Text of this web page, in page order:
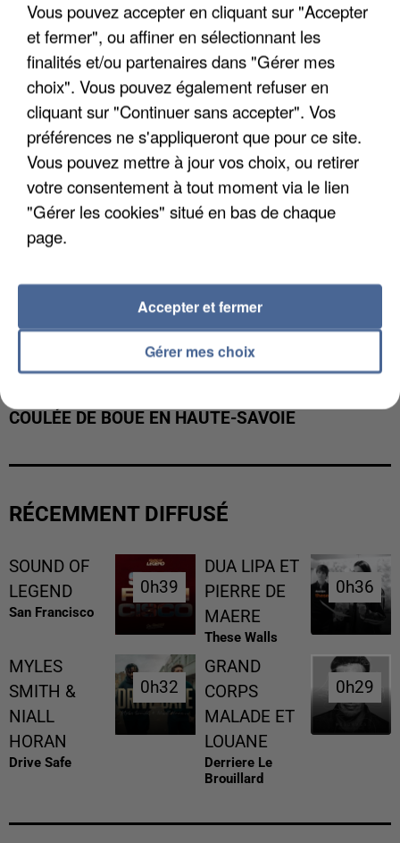
UN SECOND CADRE DE LA DZ MAFIA
INTERPELLÉ EN ALGÉRIE
COULÉE DE BOUE EN HAUTE-SAVOIE
RÉCEMMENT DIFFUSÉ
SOUND OF
LEGEND
San Francisco
0h39
0h39
DUA LIPA ET
PIERRE DE
MAERE
These Walls
0h36
0h36
MYLES
SMITH &
NIALL
HORAN
Drive Safe
0h32
0h32
GRAND
CORPS
MALADE ET
LOUANE
Derriere Le
Brouillard
0h29
0h29
Vous pouvez accepter en cliquant sur "Accepter
et fermer", ou affiner en sélectionnant les
finalités et/ou partenaires dans "Gérer mes
choix". Vous pouvez également refuser en
cliquant sur "Continuer sans accepter". Vos
préférences ne s'appliqueront que pour ce site.
Vous pouvez mettre à jour vos choix, ou retirer
votre consentement à tout moment via le lien
"Gérer les cookies" situé en bas de chaque
page.
Gérer mes choix
Accepter et fermer